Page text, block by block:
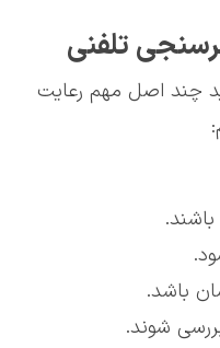
تلفنی
چند اصل مهم رعایت
باشد.
شوند.